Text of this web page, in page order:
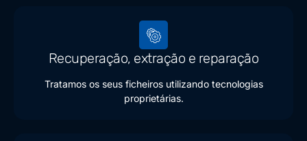
Recuperação, extração e reparação
Tratamos os seus ficheiros utilizando tecnologias
proprietárias.